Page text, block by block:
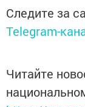
Следите за
Telegram-
Читайте